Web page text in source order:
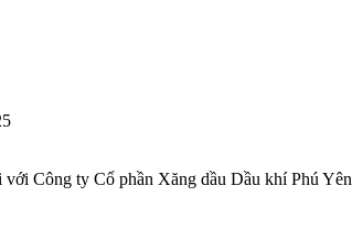
Công ty Cổ phần Xăng dầu Dầu khí Phú Yên